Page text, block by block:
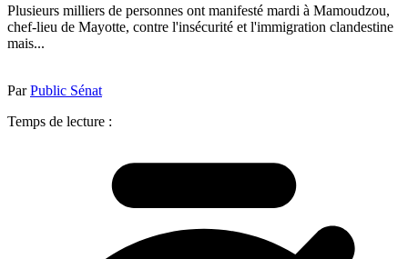
Plusieurs milliers de personnes ont manifesté mardi à Mamoudzou,
chef-lieu de Mayotte, contre l'insécurité et l'immigration clandestine
mais...
ParPublic Sénat
Temps de lecture :